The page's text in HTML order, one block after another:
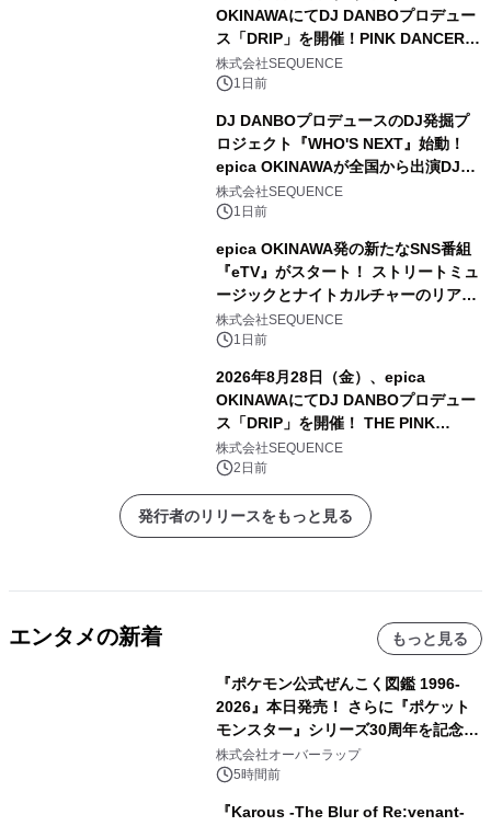
OKINAWAにてDJ DANBOプロデュー
ス「DRIP」を開催！PINK DANCERS
のユニット「JEWEL」全15名が出演
決定
株式会社SEQUENCE
1日前
DJ DANBOプロデュースのDJ発掘プ
ロジェクト『WHO'S NEXT』始動！
epica OKINAWAが全国から出演DJを
募集
株式会社SEQUENCE
1日前
epica OKINAWA発の新たなSNS番組
『eTV』がスタート！ ストリートミュ
ージックとナイトカルチャーのリアル
を発信
株式会社SEQUENCE
1日前
2026年8月28日（金）、epica
OKINAWAにてDJ DANBOプロデュー
ス「DRIP」を開催！ THE PINK
TOKYO所属のPINK DANCERS4名が
出演決定
株式会社SEQUENCE
2日前
発行者のリリースをもっと見る
エンタメの新着 もっと見る
『ポケモン公式ぜんこく図鑑 1996-
2026』本日発売！ さらに『ポケット
モンスター』シリーズ30周年を記念し
た画集『ポケットモンスター ビジュア
ルアートブック』の発売決定！ 2026
株式会社オーバーラップ
5時間前
『Karous -The Blur of Re:venant-